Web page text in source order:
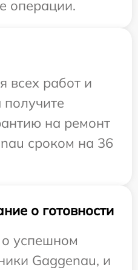
операции.
всех работ и
на ремонт
сроком на 36
о готовности
успешном
Gaggenau, и